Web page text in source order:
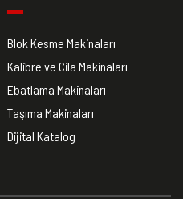
Blok Kesme Makinaları
Kalibre ve Cila Makinaları
Ebatlama Makinaları
Taşıma Makinaları
Dijital Katalog